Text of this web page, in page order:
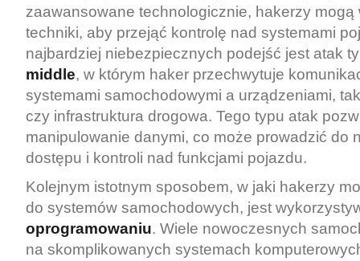
zaawansowane technologicznie, hakerzy
techniki, aby przejąć kontrolę nad systemami
najbardziej niebezpiecznych podejść jest atak
middle, w którym haker przechwytuje
systemami samochodowymi a urządzeniami,
czy infrastruktura drogowa. Tego typu atak
manipulowanie danymi, co może prowadzić do
dostępu i kontroli nad funkcjami pojazdu.
Kolejnym istotnym sposobem, w jaki hakerzy
do systemów samochodowych, jest
oprogramowaniu. Wiele nowoczesnych
na skomplikowanych systemach